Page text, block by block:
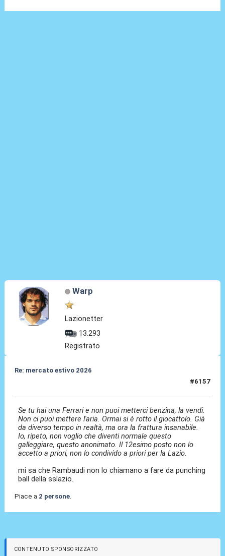
Warp
Lazionetter
13.293
Registrato
Re: mercato estivo 2026
#6157
Se tu hai una Ferrari e non puoi metterci benzina, la vendi.
Non ci puoi mettere l'aria. Ormai si è rotto il giocattolo. Già
da diverso tempo in realtà, ma ora la frattura insanabile.
Io, ripeto, non voglio che diventi normale questo
galleggiare, questo anonimato. Il 12esimo posto non lo
accetto a priori, non lo condivido a priori per la Lazio.
mi sa che Rambaudi non lo chiamano a fare da punching
ball della sslazio.
Piace a 2 persone.
CONTENUTO SPONSORIZZATO